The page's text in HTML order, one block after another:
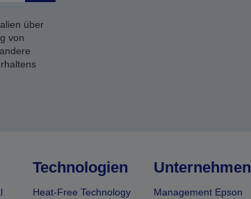
über
von
Technologien
Heat-Free Technology
Unternehmen
Management Epson